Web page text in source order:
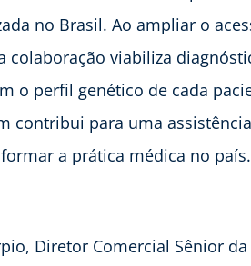
no Brasil. Ao ampliar o
colaboração viabiliza
o perfil genético de cada
contribui para uma
a prática médica no país.
Diretor Comercial Sênior